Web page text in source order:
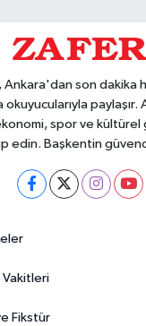
son dakika
okuyucularıyla paylaşır.
spor ve
edin. Başkentin
Vakitleri
Fikstür